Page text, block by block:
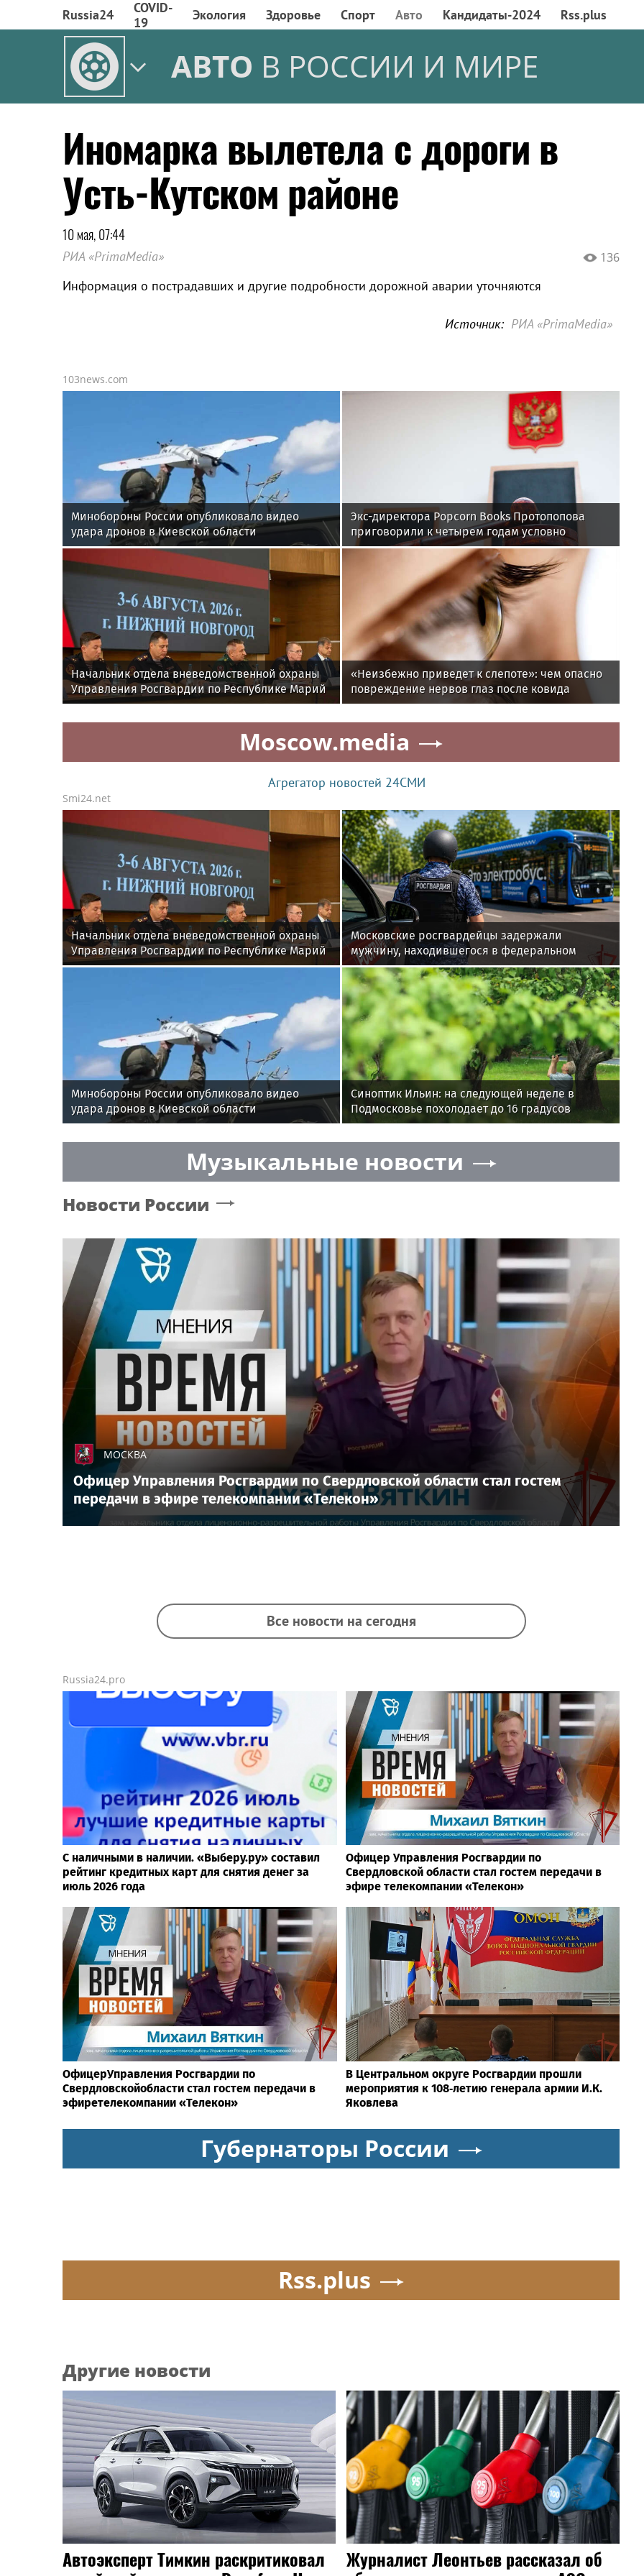
Russia24
COVID-
19
Экология Здоровье Спорт Авто Кандидаты-2024 Rss.plus
АВТО В РОССИИ И МИРЕ
Иномарка вылетела с дороги в
Усть-Кутском районе
10 мая, 07:44
РИА «PrimaMedia» 136
Информация о пострадавших и другие подробности дорожной аварии уточняются
Источник: РИА «PrimaMedia»
103news.com
Минобороны России опубликовало видео
удара дронов в Киевской области
Экс-директора Popcorn Books Протопопова
приговорили к четырем годам условно
Начальник отдела вневедомственной охраны
Управления Росгвардии по Республике Марий
Эл принял участие во Всероссийском
семинаре в Нижнем Новгороде
«Неизбежно приведет к слепоте»: чем опасно
повреждение нервов глаз после ковида
Moscow.media
Агрегатор новостей 24СМИ
Smi24.net
Начальник отдела вневедомственной охраны
Управления Росгвардии по Республике Марий
Эл принял участие во Всероссийском
Московские росгвардейцы задержали
мужчину, находившегося в федеральном
розыске
Минобороны России опубликовало видео
удара дронов в Киевской области
Синоптик Ильин: на следующей неделе в
Подмосковье похолодает до 16 градусов
Музыкальные новости
Новости России
МОСКВА
Офицер Управления Росгвардии по Свердловской области стал гостем
передачи в эфире телекомпании «Телекон»
Все новости на сегодня
Russia24.pro
С наличными в наличии. «Выберу.ру» составил
рейтинг кредитных карт для снятия денег за
июль 2026 года
Офицер Управления Росгвардии по
Свердловской области стал гостем передачи в
эфире телекомпании «Телекон»
ОфицерУправления Росгвардии по
Свердловскойобласти стал гостем передачи в
эфиретелекомпании «Телекон»
В Центральном округе Росгвардии прошли
мероприятия к 108‑летию генерала армии И.К.
Яковлева
Губернаторы России
Rss.plus
Другие новости
Автоэксперт Тимкин раскритиковал Журналист Леонтьев рассказал об